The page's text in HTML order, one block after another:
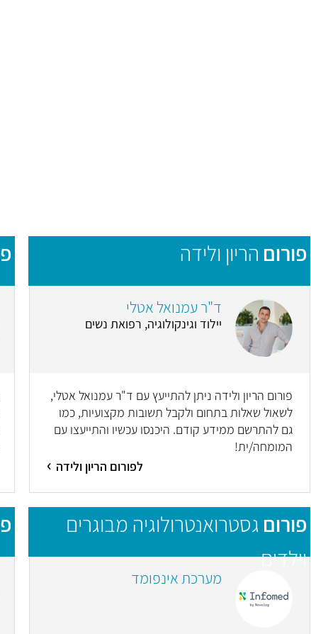
פורום הריון ולידה
ד"ר עמנואל אטלי
יילוד וגינקולוגיה, רפואת נשים
פורום הריון ולידה ניתן להתייעץ עם ד"ר עמנואל אטלי,
לשאול שאלות בתחום ולקבל תשובות מקצועיות, כמו
גם להתרשם ממידע קודם. היכנסו עכשיו והתייעצו עם
המומחה/ית!
לפורום הריון ולידה
פורום גסטרואנטרולוגיה מבוגרים
וילדים
מערכת אינפומד